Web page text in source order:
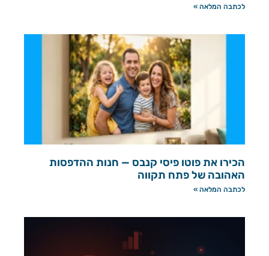
לכתבה המלאה »
הכירו את פוטו פיסי קנבס — חנות ההדפסות
האהובה של פתח תקווה
לכתבה המלאה »